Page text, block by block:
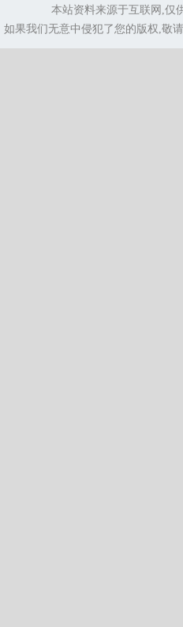
本站资料来源于互联网,仅
如果我们无意中侵犯了您的版权,敬